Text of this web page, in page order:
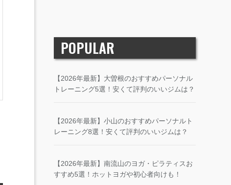
POPULAR
【2026年最新】大曽根のおすすめパーソナル
トレーニング5選！安くて評判のいいジムは？
【2026年最新】小山のおすすめパーソナルト
レーニング8選！安くて評判のいいジムは？
【2026年最新】南流山のヨガ・ピラティスお
すすめ5選！ホットヨガや初心者向けも！